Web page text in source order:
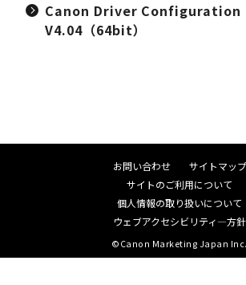
Canon Driver Configuration
V4.04（64bit）
お問い合わせ
サイトマップ
サイトのご利用について
個人情報の取り扱いについて
ウェブアクセシビリティ―方針
©Canon Marketing Japan Inc.